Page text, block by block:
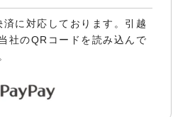
に対応しております。引越
社のQRコードを読み込んで